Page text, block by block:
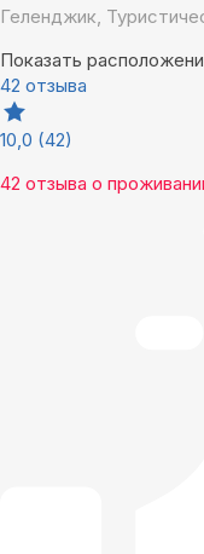
Геленджик,
Показать
42 отзыва
10,0 (42)
42 отзыва о